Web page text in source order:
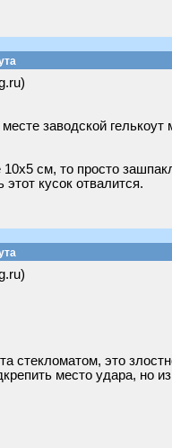
месте заводской
см, то просто
этот кусок отвалится.
стекломатом, это
место удара, но